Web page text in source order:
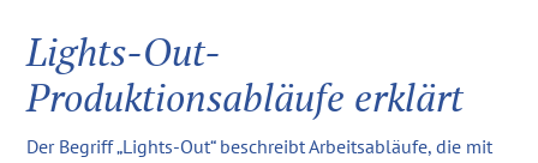
Lights-Out-
Produktionsabläufe erklärt
Der Begriff „Lights-Out“ beschreibt Arbeitsabläufe, die mit